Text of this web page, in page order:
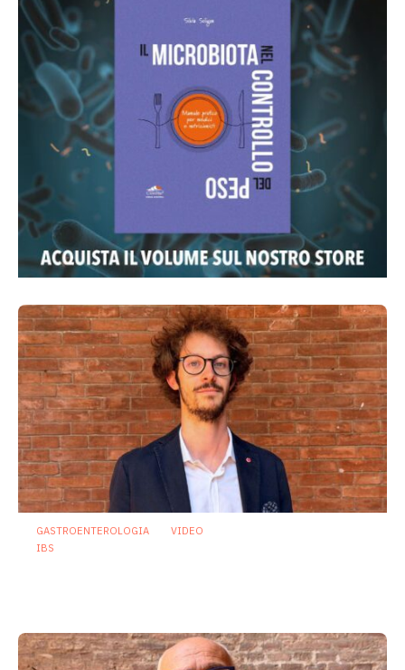
GASTROENTEROLOGIA
VIDEO
IBS